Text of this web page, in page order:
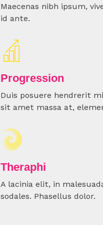
Maecenas nibh ipsum,
id ante.
Progression
Duis posuere hendrerit
sit amet massa at,
Theraphi
A lacinia elit, in
sodales. Phasellus dolor.